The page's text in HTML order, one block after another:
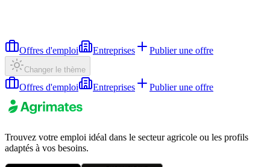
Offres d'emploi Entreprises Publier une offre
Changer le thème
Offres d'emploi Entreprises Publier une offre
Trouvez votre emploi idéal dans le secteur agricole ou les profils
adaptés à vos besoins.